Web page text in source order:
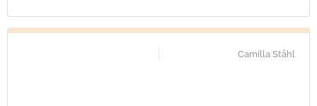
Camilla Ståhl